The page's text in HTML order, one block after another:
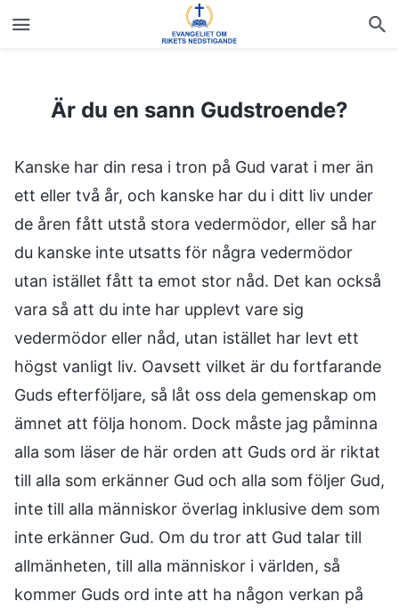
Är du en sann Gudstroende?
Är du en sann Gudstroende?
Kanske har din resa i tron på Gud varat i mer än
ett eller två år, och kanske har du i ditt liv under
de åren fått utstå stora vedermödor, eller så har
du kanske inte utsatts för några vedermödor
utan istället fått ta emot stor nåd. Det kan också
vara så att du inte har upplevt vare sig
vedermödor eller nåd, utan istället har levt ett
högst vanligt liv. Oavsett vilket är du fortfarande
Guds efterföljare, så låt oss dela gemenskap om
ämnet att följa honom. Dock måste jag påminna
alla som läser de här orden att Guds ord är riktat
till alla som erkänner Gud och alla som följer Gud,
inte till alla människor överlag inklusive dem som
inte erkänner Gud. Om du tror att Gud talar till
allmänheten, till alla människor i världen, så
kommer Guds ord inte att ha någon verkan på